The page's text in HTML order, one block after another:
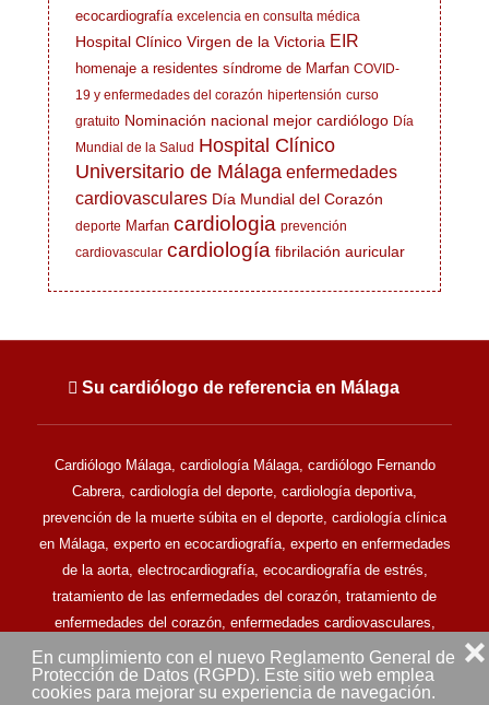
En cumplimiento con el nuevo Reglamento General de
Protección de Datos (RGPD). Este sitio web emplea
cookies para mejorar su experiencia de navegación.
❌
ecocardiografía excelencia en consulta médica
Hospital Clínico Virgen de la Victoria EIR
homenaje a residentes síndrome de Marfan COVID-
19 y enfermedades del corazón hipertensión curso
gratuito Nominación nacional mejor cardiólogo Día
Mundial de la Salud Hospital Clínico
Universitario de Málaga enfermedades
cardiovasculares Día Mundial del Corazón
deporte Marfan cardiologia prevención
cardiovascular cardiología fibrilación auricular
Su cardiólogo de referencia en Málaga
Cardiólogo Málaga, cardiología Málaga, cardiólogo Fernando
Cabrera, cardiología del deporte, cardiología deportiva,
prevención de la muerte súbita en el deporte, cardiología clínica
en Málaga, experto en ecocardiografía, experto en enfermedades
de la aorta, electrocardiografía, ecocardiografía de estrés,
tratamiento de las enfermedades del corazón, tratamiento de
enfermedades del corazón, enfermedades cardiovasculares,
clínica cardiovascular en Málaga.
Todos los derechos reservados © Doctor Fernando Cabrera -
Cardiólogo en Málaga (2013-2025) - MALAGA (ESPAÑA)